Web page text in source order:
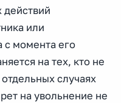
действий
или
с момента его
на тех, кто не
случаях
на увольнение не